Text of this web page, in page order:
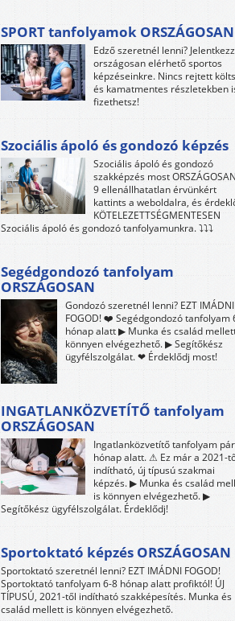
SPORT tanfolyamok ORSZÁGOSAN
Edző szeretnél lenni? Jelentkezz
országosan elérhető sportos
képzéseinkre. Nincs rejtett
és kamatmentes részletekben
fizethetsz!
Szociális ápoló és gondozó képzés
Szociális ápoló és gondozó
szakképzés most
9 ellenállhatatlan érvünkért
kattints a weboldalra, és
KÖTELEZETTSÉGMENTESEN
Szociális ápoló és gondozó tanfolyamunkra. ⤵⤵⤵
Segédgondozó tanfolyam
ORSZÁGOSAN
Gondozó szeretnél lenni? EZT IMÁDNI
FOGOD! ❤️ Segédgondozó tanfolyam
hónap alatt ▶ Munka és család
könnyen elvégezhető. ▶ Segítőkész
ügyfélszolgálat. ❤ Érdeklődj most!
INGATLANKÖZVETÍTŐ tanfolyam
ORSZÁGOSAN
Ingatlanközvetítő tanfolyam pár
hónap alatt. ⚠ Ez már a 2021-
indítható, új típusú szakmai
képzés. ▶ Munka és család
is könnyen elvégezhető. ▶
Segítőkész ügyfélszolgálat. Érdeklődj!
Sportoktató képzés ORSZÁGOSAN
Sportoktató szeretnél lenni? EZT IMÁDNI FOGOD!
Sportoktató tanfolyam 6-8 hónap alatt profiktól! ÚJ
TÍPUSÚ, 2021-től indítható szakképesítés. Munka és
család mellett is könnyen elvégezhető.